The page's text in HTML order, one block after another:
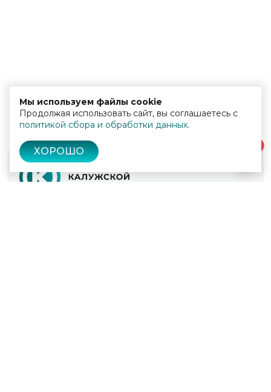
Мы используем файлы cookie
Продолжая использовать сайт, вы соглашаетесь с
политикой сбора и обработки данных.
ХОРОШО